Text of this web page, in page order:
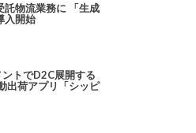
託物流業務に 「生成
入開始
ントでD2C展開する
出荷アプリ「シッピ